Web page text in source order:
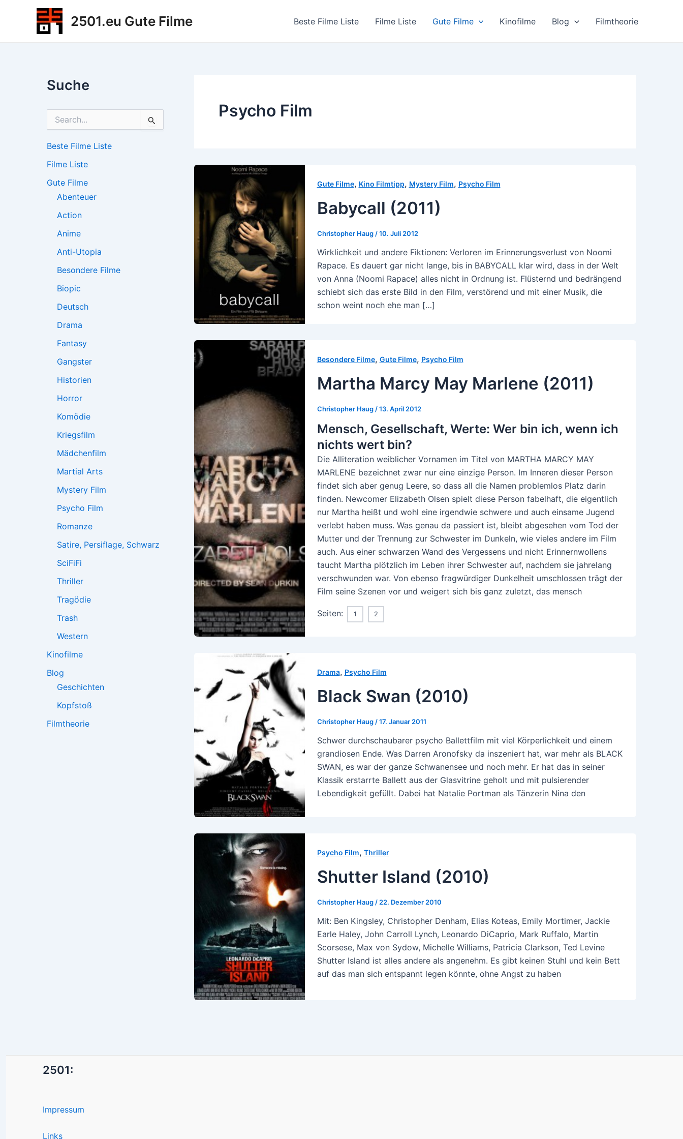
2501.eu Gute Filme Beste Filme Liste Filme Liste Gute Filme Kinofilme Blog Filmtheorie
Suche
h
n
a
Beste Filme Liste
Filme Liste
Gute Filme
Abenteuer
Action
Anime
Anti-Utopia
Besondere Filme
Biopic
Deutsch
Drama
Fantasy
Gangster
Historien
Horror
Komödie
Kriegsfilm
Mädchenfilm
Martial Arts
Mystery Film
Psycho Film
Romanze
Satire, Persiflage, Schwarz
SciFiFi
Thriller
Tragödie
Trash
Western
Kinofilme
Blog
Geschichten
Kopfstoß
Filmtheorie
Psycho Film
Gute Filme, Kino Filmtipp, Mystery Film, Psycho Film
Babycall (2011)
Christopher Haug /10. Juli 2012
Wirklichkeit und andere Fiktionen: Verloren im Erinnerungsverlust von Noomi
Rapace. Es dauert gar nicht lange, bis in BABYCALL klar wird, dass in der Welt
von Anna (Noomi Rapace) alles nicht in Ordnung ist. Flüsternd und bedrängend
schiebt sich das erste Bild in den Film, verstörend und mit einer Musik, die
schon weint noch ehe man […]
Besondere Filme, Gute Filme, Psycho Film
Martha Marcy May Marlene (2011)
Christopher Haug /13. April 2012
Mensch, Gesellschaft, Werte: Wer bin ich, wenn ich
nichts wert bin?
Die Alliteration weiblicher Vornamen im Titel von MARTHA MARCY MAY
MARLENE bezeichnet zwar nur eine einzige Person. Im Inneren dieser Person
findet sich aber genug Leere, so dass all die Namen problemlos Platz darin
finden. Newcomer Elizabeth Olsen spielt diese Person fabelhaft, die eigentlich
nur Martha heißt und wohl eine irgendwie schwere und auch einsame Jugend
verlebt haben muss. Was genau da passiert ist, bleibt abgesehen vom Tod der
Mutter und der Trennung zur Schwester im Dunkeln, wie vieles andere im Film
auch. Aus einer schwarzen Wand des Vergessens und nicht Erinnernwollens
taucht Martha plötzlich im Leben ihrer Schwester auf, nachdem sie jahrelang
verschwunden war. Von ebenso fragwürdiger Dunkelheit umschlossen trägt der
Film seine Szenen vor und weigert sich bis ganz zuletzt, das mensch
Seiten: 1 2
Drama, Psycho Film
Black Swan (2010)
Christopher Haug /17. Januar 2011
Schwer durchschaubarer psycho Ballettfilm mit viel Körperlichkeit und einem
grandiosen Ende. Was Darren Aronofsky da inszeniert hat, war mehr als BLACK
SWAN, es war der ganze Schwanensee und noch mehr. Er hat das in seiner
Klassik erstarrte Ballett aus der Glasvitrine geholt und mit pulsierender
Lebendigkeit gefüllt. Dabei hat Natalie Portman als Tänzerin Nina den
Psycho Film, Thriller
Shutter Island (2010)
Christopher Haug / 22. Dezember 2010
Mit: Ben Kingsley, Christopher Denham, Elias Koteas, Emily Mortimer, Jackie
Earle Haley, John Carroll Lynch, Leonardo DiCaprio, Mark Ruffalo, Martin
Scorsese, Max von Sydow, Michelle Williams, Patricia Clarkson, Ted Levine
Shutter Island ist alles andere als angenehm. Es gibt keinen Stuhl und kein Bett
auf das man sich entspannt legen könnte, ohne Angst zu haben
2501:
Impressum
Links